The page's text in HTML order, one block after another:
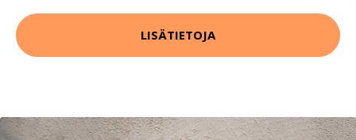
LISÄTIETOJA